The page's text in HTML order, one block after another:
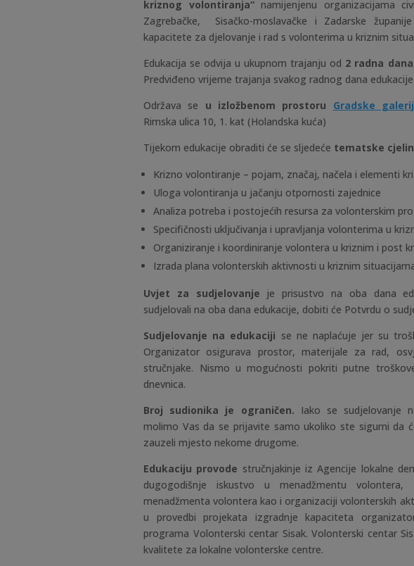
kriznog volontiranja“ namijenjenu organizacijama
Zagrebačke, Sisačko-moslavačke i Zadarske
kapacitete za djelovanje i rad s volonterima u kriznim
Edukacija se odvija u ukupnom trajanju od 2 radna
Predviđeno vrijeme trajanja svakog radnog dana
Održava se u izložbenom prostoru Gradske
Rimska ulica 10, 1. kat (Holandska kuća)
Tijekom edukacije obraditi će se sljedeće tematske
Krizno volontiranje – pojam, značaj, načela i elementi
Uloga volontiranja u jačanju otpornosti zajednice
Analiza potreba i postojećih resursa za volonterskim
Specifičnosti uključivanja i upravljanja volonterima u
Organiziranje i koordiniranje volontera u kriznim i post
Izrada plana volonterskih aktivnosti u kriznim
Uvjet za sudjelovanje je prisustvo na oba dana
sudjelovali na oba dana edukacije, dobiti će Potvrdu o
Sudjelovanje na edukaciji se ne naplaćuje jer su
Organizator osigurava prostor, materijale za rad,
stručnjake. Nismo u mogućnosti pokriti putne
dnevnica.
Broj sudionika je ograničen.
Iako se sudjelovanje
molimo Vas da se prijavite samo ukoliko ste sigurni da
zauzeli mjesto nekome drugome.
Edukaciju provode stručnjakinje iz Agencije lokalne
dugogodišnje iskustvo u menadžmentu volontera,
menadžmenta volontera kao i organizaciji volonterskih
u provedbi projekata izgradnje kapaciteta
programa Volonterski centar Sisak. Volonterski centar
kvalitete za lokalne volonterske centre.